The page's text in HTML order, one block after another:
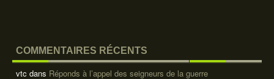
COMMENTAIRES RÉCENTS
vtc dans Réponds à l’appel des seigneurs de la guerre